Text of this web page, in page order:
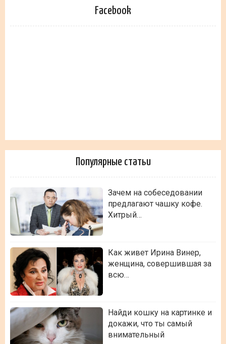
Facebook
Популярные статьи
Зачем на собеседовании
предлагают чашку кофе.
Хитрый…
Как живет Ирина Винер,
женщина, совершившая за
всю…
Найди кошку на картинке и
докажи, что ты самый
внимательный